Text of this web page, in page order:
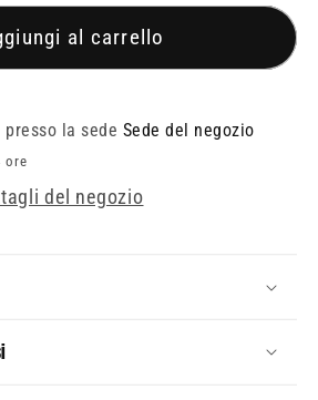
al carrello
la sede Sede del negozio
ore
del negozio